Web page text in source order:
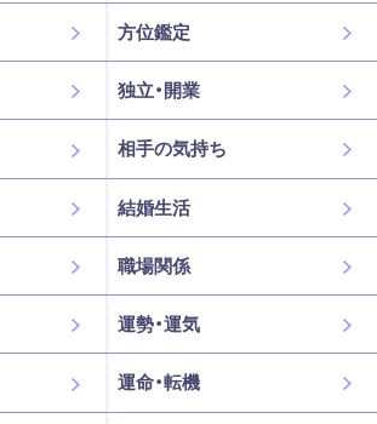
方位鑑定
独立・開業
相手の気持ち
結婚生活
職場関係
運勢・運気
運命・転機